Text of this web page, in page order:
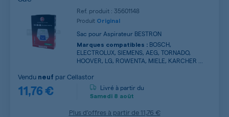
Ref. produit : 35601148
Produit Original
Sac pour Aspirateur BESTRON
Marques compatibles : BOSCH,
ELECTROLUX, SIEMENS, AEG, TORNADO,
HOOVER, LG, ROWENTA, MIELE, KARCHER ...
11,76 €
Vendu neuf parCellastor
Livré à partir du
Samedi 8 août
Plus d’offres à partir de11,76 €